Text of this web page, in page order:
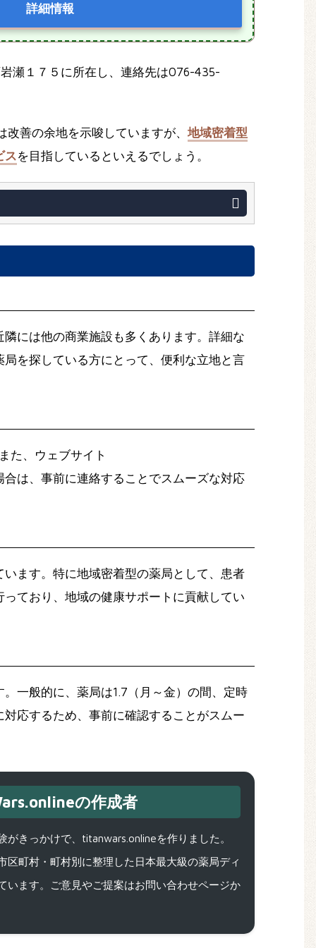
詳細情報
瀬１７５に所在し、連絡先は076-435-
善の余地を示唆していますが、 地域密着型
スを目指しているといえるでしょう。
には他の商業施設も多くあります。詳細な
を探している方にとって、便利な立地と言
た、ウェブサイト
は、事前に連絡することでスムーズな対応
ます。特に地域密着型の薬局として、患者
ており、地域の健康サポートに貢献してい
一般的に、薬局は1.7（月～金）の間、定時
応するため、事前に確認することがスムー
の作成者
きっかけで、titanwars.onlineを作りました。
町村・町村別に整理した日本最大級の薬局ディ
います。ご意見やご提案はお問い合わせページか